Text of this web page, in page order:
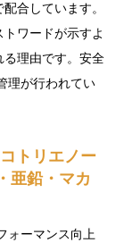
合しています。
ワードが示すよ
る理由です。安全
理が行われてい
トリエノー
亜鉛・マカ
ォーマンス向上